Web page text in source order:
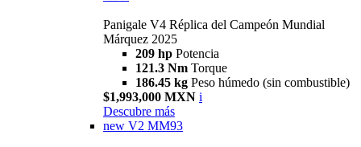
Panigale V4 Réplica del Campeón Mundial
Márquez 2025
209 hp Potencia
121.3 Nm Torque
186.45 kg Peso húmedo (sin combustible)
$1,993,000 MXN i
Descubre más
new V2 MM93